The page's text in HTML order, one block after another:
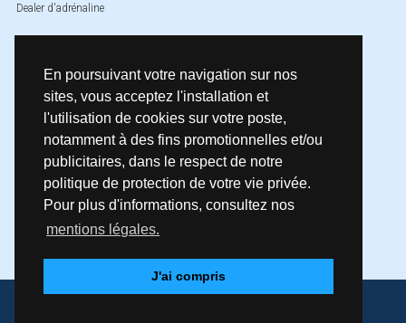
En poursuivant votre navigation sur nos
sites, vous acceptez l'installation et
l'utilisation de cookies sur votre poste,
notamment à des fins promotionnelles et/ou
publicitaires, dans le respect de notre
politique de protection de votre vie privée.
Pour plus d'informations, consultez nos
mentions légales.
J'ai compris
Dealer d'adrénaline
Latitude Challenge
40 av de st Antoine
13015 Marseille
04 91 09 04 10
info@latitude-challenge.fr
Du lundi au vendredi
9h00-12h00 / 13h45-17h
Mentions légales Politique de confidentialité Copyright 2026